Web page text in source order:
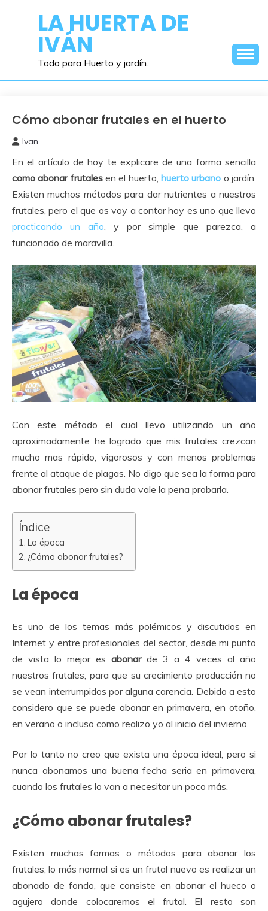
contenidoLA HUERTA DE
IVÁN
Todo para Huerto y jardín.
Cuidados
Huerto
Cómo abonar frutales en el huerto
diciembre,
2018
Ivan
En el artículo de hoy te explicare de una forma sencilla
como abonar frutalesen el huerto,huerto urbano o jardín.
Existen muchos métodos para dar nutrientes a nuestros
frutales, pero el que os voy a contar hoy es uno que llevo
practicando un año, y por simple que parezca, a
funcionado de maravilla.
Con este método el cual llevo utilizando un año
aproximadamente he logrado que mis frutales crezcan
mucho mas rápido, vigorosos y con menos problemas
frente al ataque de plagas. No digo que sea la forma para
abonar frutales pero sin duda vale la pena probarla.
Índice
La época
¿Cómo abonar frutales?
La época
Es uno de los temas más polémicos y discutidos en
Internet y entre profesionales del sector, desde mi punto
de vista lo mejor es abonarde 3 a 4 veces al año
nuestros frutales, para que su crecimiento producción no
se vean interrumpidos por alguna carencia. Debido a esto
considero que se puede abonar en primavera, en otoño,
en verano o incluso como realizo yo al inicio del invierno.
Por lo tanto no creo que exista una época ideal, pero si
nunca abonamos una buena fecha seria en primavera,
cuando los frutales lo van a necesitar un poco más.
¿Cómo abonar frutales?
Existen muchas formas o métodos para abonar los
frutales, lo más normal si es un frutal nuevo es realizar un
abonado de fondo, que consiste en abonar el hueco o
agujero donde colocaremos el frutal. El resto son